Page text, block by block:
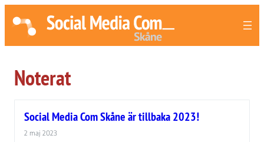
Noterat
Social Media Com Skåne är tillbaka 2023!
2 maj 2023